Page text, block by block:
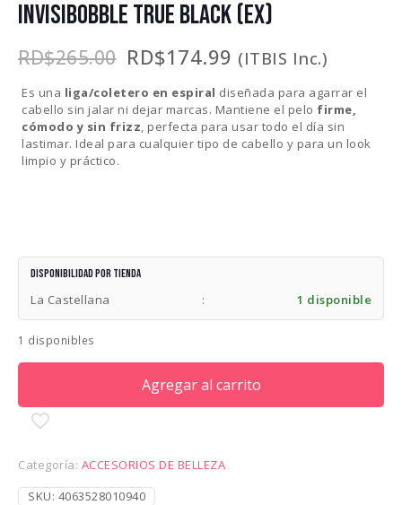
INVISIBOBBLE TRUE BLACK (EX)
RD$265.00 El
precio
original
era:
RD$265.00.
RD$174.99 El
precio
actual
es:
RD$174.99.
(ITBIS Inc.)
Es una liga/coletero en espiral diseñada para agarrar el
cabello sin jalar ni dejar marcas. Mantiene el pelo firme,
cómodo y sin frizz, perfecta para usar todo el día sin
lastimar. Ideal para cualquier tipo de cabello y para un look
limpio y práctico.
Disponibilidad por tienda
La Castellana : 1 disponible
1 disponibles
Agregar al carrito
Categoría: ACCESORIOS DE BELLEZA
SKU: 4063528010940